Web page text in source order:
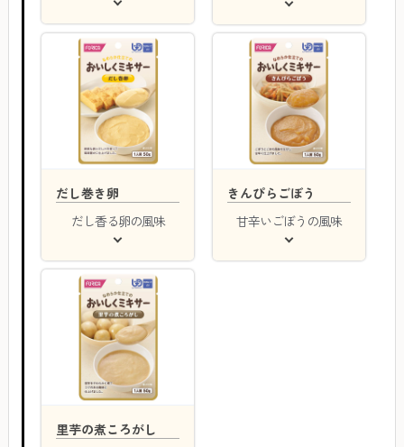
だし巻き卵
だし香る卵の風味
きんぴらごぼう
甘辛いごぼうの風味
里芋の煮ころがし